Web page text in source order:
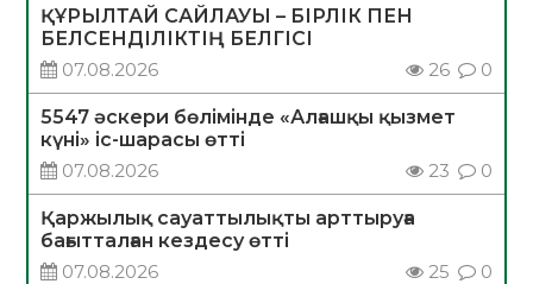
ҚҰРЫЛТАЙ САЙЛАУЫ – БІРЛІК ПЕН
БЕЛСЕНДІЛІКТІҢ БЕЛГІСІ
07.08.2026
26 0
5547 әскери бөлімінде «Алғашқы қызмет
күні» іс-шарасы өтті
07.08.2026
23 0
Қаржылық сауаттылықты арттыруға
бағытталған кездесу өтті
07.08.2026
25 0